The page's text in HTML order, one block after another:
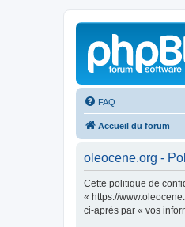
FAQ
Accueil du forum
oleocene.org -
Cette politique de
« https://
ci-après par « vos